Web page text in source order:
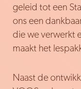
geleid tot een
ons een
die we verwerkt
maakt het
Naast de